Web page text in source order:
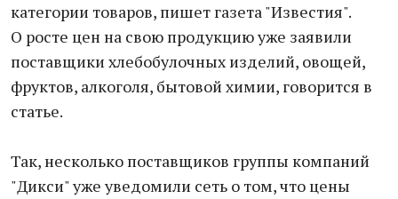
категории товаров, пишет газета "Известия".
О росте цен на свою продукцию уже заявили
поставщики хлебобулочных изделий, овощей,
фруктов, алкоголя, бытовой химии, говорится в
статье.
Так, несколько поставщиков группы компаний
"Дикси" уже уведомили сеть о том, что цены